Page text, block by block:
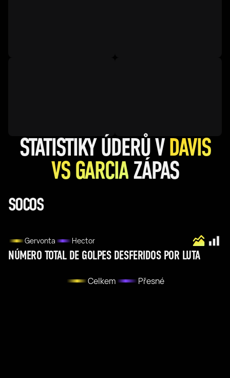
STATISTIKY ÚDERŮ VDAVIS
VS GARCIAZÁPAS
SOCOS
Gervonta Hector
NÚMERO TOTAL DE GOLPES DESFERIDOS POR LUTA
Celkem Přesné